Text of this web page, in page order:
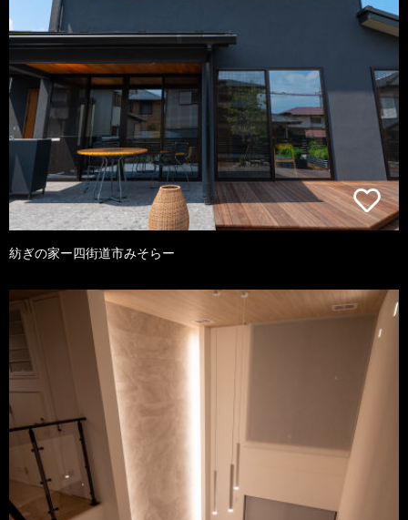
紡ぎの家ー四街道市みそらー